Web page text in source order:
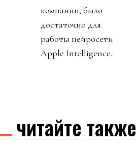
компании, было
достаточно для
работы нейросети
Apple Intelligence.
читайте также